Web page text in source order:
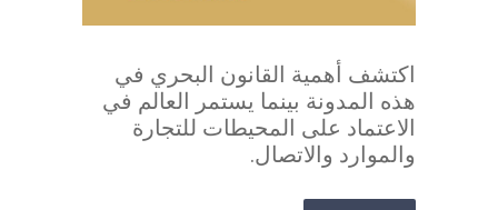
اكتشف أهمية القانون البحري في
هذه المدونة بينما يستمر العالم في
الاعتماد على المحيطات للتجارة
والموارد والاتصال.